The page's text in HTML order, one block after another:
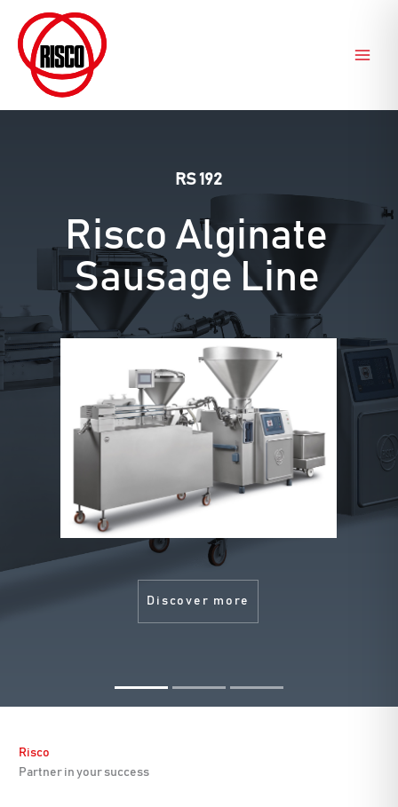
contenu
Risco Alginate
Sausage Line
RS 192
Discover more
Risco
Partner in your success